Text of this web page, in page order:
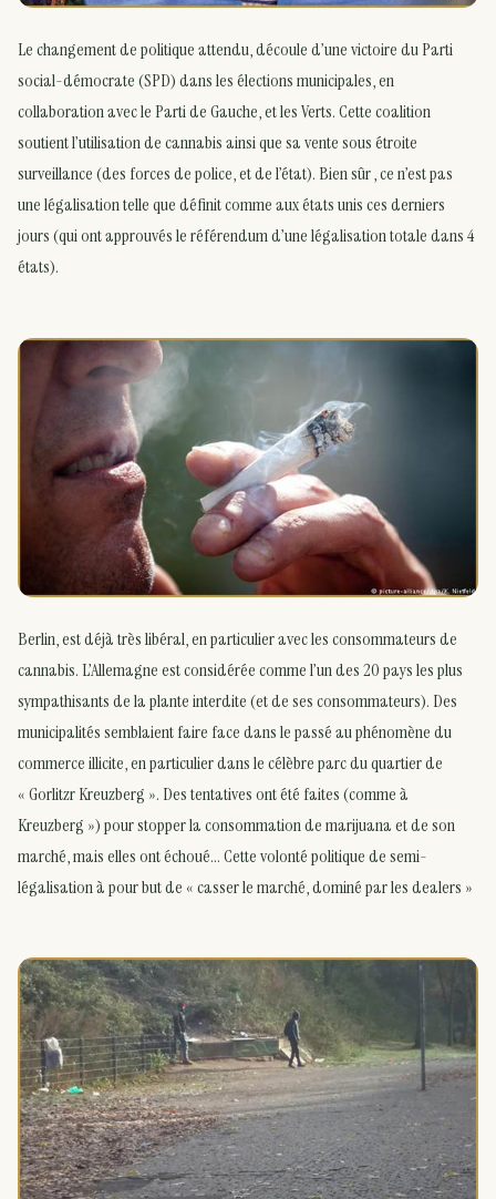
Le changement de politique attendu, découle d’une victoire du Parti
social-démocrate (SPD) dans les élections municipales, en
collaboration avec le Parti de Gauche, et les Verts. Cette coalition
soutient l’utilisation de cannabis ainsi que sa vente sous étroite
surveillance (des forces de police, et de l’état). Bien sûr , ce n’est pas
une légalisation telle que définit comme aux états unis ces derniers
jours (qui ont approuvés le référendum d’une légalisation totale dans 4
états).
Berlin, est déjà très libéral, en particulier avec les consommateurs de
cannabis. L’Allemagne est considérée comme l’un des 20 pays les plus
sympathisants de la plante interdite (et de ses consommateurs). Des
municipalités semblaient faire face dans le passé au phénomène du
commerce illicite, en particulier dans le célèbre parc du quartier de
« Gorlitzr Kreuzberg ». Des tentatives ont été faites (comme à
Kreuzberg ») pour stopper la consommation de marijuana et de son
marché, mais elles ont échoué… Cette volonté politique de semi-
légalisation à pour but de « casser le marché, dominé par les dealers »